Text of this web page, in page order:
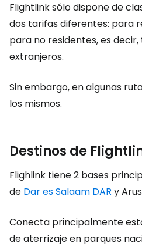
Flightlink sólo dispone de
dos tarifas diferentes: para
para no residentes, es
extranjeros.
Sin embargo, en algunas
los mismos.
Destinos de
Flighlink tiene 2 bases
de Dar es Salaam DAR y
Conecta principalmente
de aterrizaje en parques